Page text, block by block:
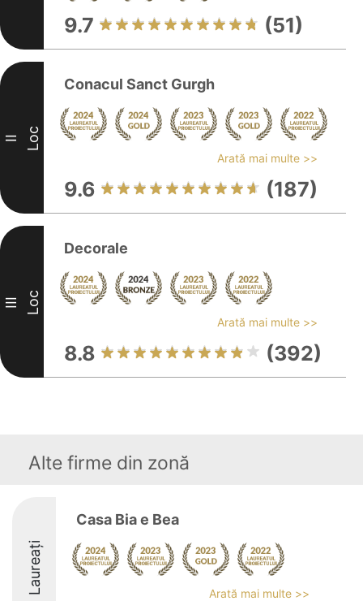
9.7 (51)
II Loc
Conacul Sanct Gurgh
Arată mai multe >>
9.6 (187)
III Loc
Decorale
Arată mai multe >>
8.8 (392)
Alte firme din zonă
Laureați
Casa Bia e Bea
Arată mai multe >>